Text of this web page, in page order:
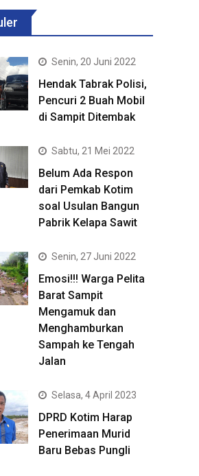
Senin, 20 Juni 2022
Hendak Tabrak Polisi,
Pencuri 2 Buah Mobil
di Sampit Ditembak
Sabtu, 21 Mei 2022
Belum Ada Respon
dari Pemkab Kotim
soal Usulan Bangun
Pabrik Kelapa Sawit
Senin, 27 Juni 2022
Emosi!!! Warga Pelita
Barat Sampit
Mengamuk dan
Menghamburkan
Sampah ke Tengah
Jalan
Selasa, 4 April 2023
DPRD Kotim Harap
Penerimaan Murid
Baru Bebas Pungli